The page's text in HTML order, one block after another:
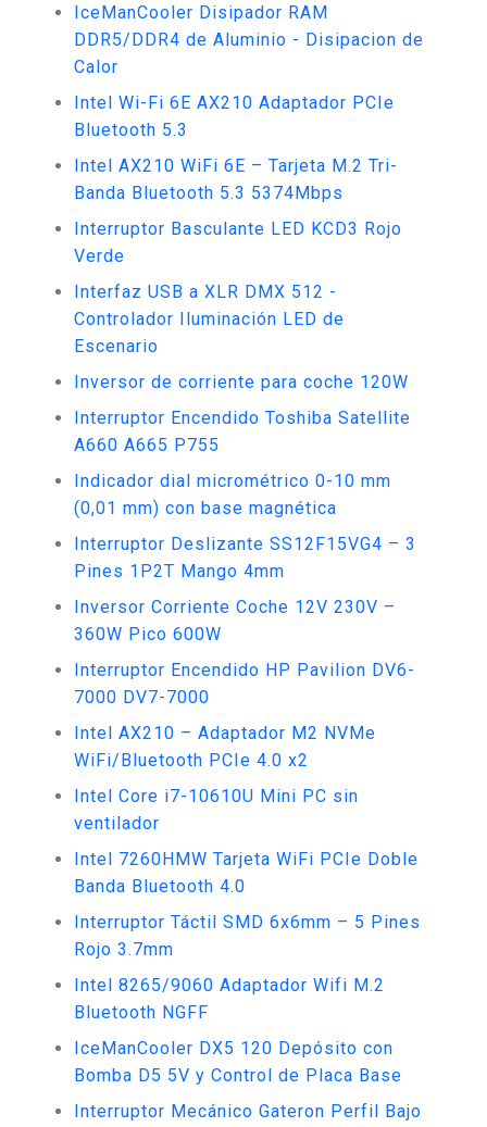
IceManCooler Disipador RAM
DDR5/DDR4 de Aluminio - Disipacion de
Calor
Intel Wi-Fi 6E AX210 Adaptador PCIe
Bluetooth 5.3
Intel AX210 WiFi 6E – Tarjeta M.2 Tri-
Banda Bluetooth 5.3 5374Mbps
Interruptor Basculante LED KCD3 Rojo
Verde
Interfaz USB a XLR DMX 512 -
Controlador Iluminación LED de
Escenario
Inversor de corriente para coche 120W
Interruptor Encendido Toshiba Satellite
A660 A665 P755
Indicador dial micrométrico 0-10 mm
(0,01 mm) con base magnética
Interruptor Deslizante SS12F15VG4 – 3
Pines 1P2T Mango 4mm
Inversor Corriente Coche 12V 230V –
360W Pico 600W
Interruptor Encendido HP Pavilion DV6-
7000 DV7-7000
Intel AX210 – Adaptador M2 NVMe
WiFi/Bluetooth PCIe 4.0 x2
Intel Core i7-10610U Mini PC sin
ventilador
Intel 7260HMW Tarjeta WiFi PCIe Doble
Banda Bluetooth 4.0
Interruptor Táctil SMD 6x6mm – 5 Pines
Rojo 3.7mm
Intel 8265/9060 Adaptador Wifi M.2
Bluetooth NGFF
IceManCooler DX5 120 Depósito con
Bomba D5 5V y Control de Placa Base
Interruptor Mecánico Gateron Perfil Bajo